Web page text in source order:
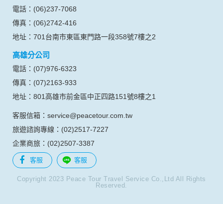
電話：(06)237-7068
傳真：(06)2742-416
地址：701台南市東區東門路一段358號7樓之2
高雄分公司
電話：(07)976-6323
傳真：(07)2163-933
地址：801高雄市前金區中正四路151號8樓之1
客服信箱：service@peacetour.com.tw
旅遊諮詢專線：(02)2517-7227
企業商旅：(02)2507-3387
客服 客服
Copyright 2023 Peace Tour Travel Service Co.,Ltd All Rights
Reserved.